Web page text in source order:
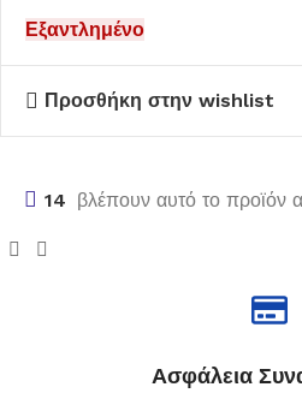
Εξαντλημένο
Προσθήκη στην wishlist
14 βλέπουν αυτό το προϊόν
Ασφάλεια